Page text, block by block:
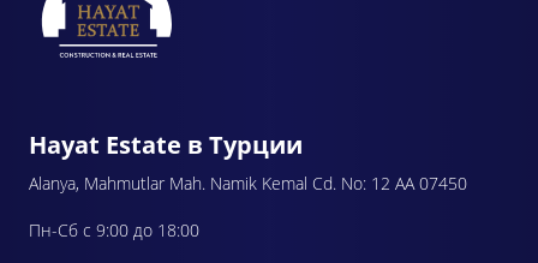
Hayat Estate в Турции
Alanya, Mahmutlar Mah. Namik Kemal Cd. No: 12 AA 07450
Пн-Сб с 9:00 до 18:00